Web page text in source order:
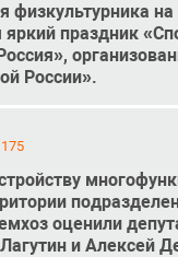
физкультурника на
яркий праздник
России».
175
оценили
и Алексей